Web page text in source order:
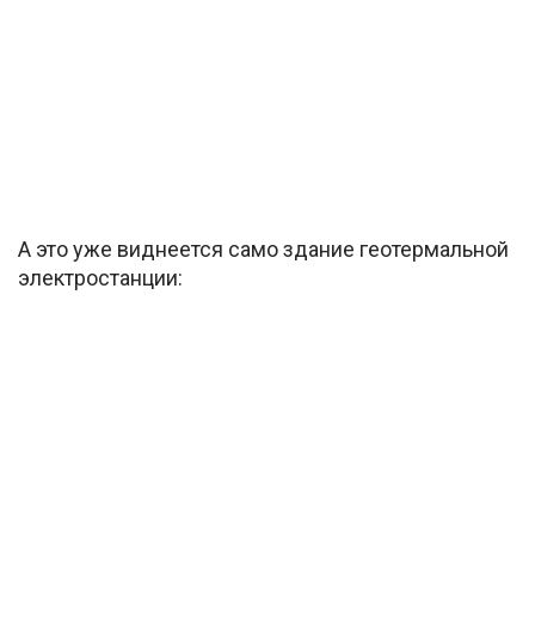
А это уже виднеется само здание геотермальной
электростанции: